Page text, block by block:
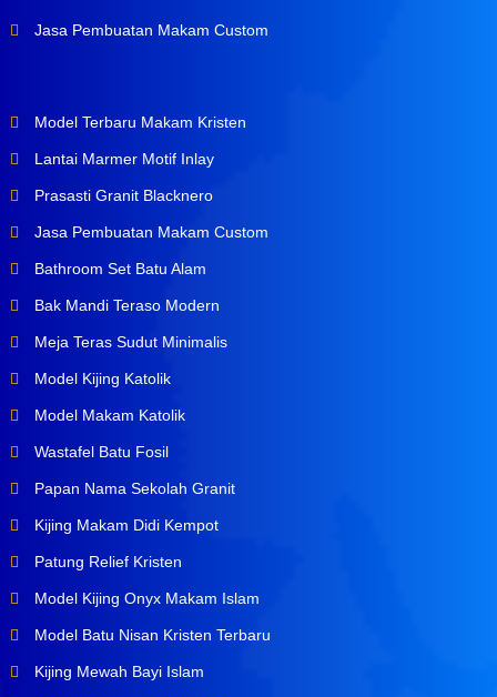
Jasa Pembuatan Makam Custom
Model Terbaru Makam Kristen
Lantai Marmer Motif Inlay
Prasasti Granit Blacknero
Jasa Pembuatan Makam Custom
Bathroom Set Batu Alam
Bak Mandi Teraso Modern
Meja Teras Sudut Minimalis
Model Kijing Katolik
Model Makam Katolik
Wastafel Batu Fosil
Papan Nama Sekolah Granit
Kijing Makam Didi Kempot
Patung Relief Kristen
Model Kijing Onyx Makam Islam
Model Batu Nisan Kristen Terbaru
Kijing Mewah Bayi Islam